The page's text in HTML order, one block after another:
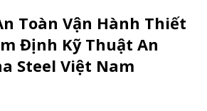
Toàn Vận Hành Thiết
Định Kỹ Thuật An
Steel Việt Nam